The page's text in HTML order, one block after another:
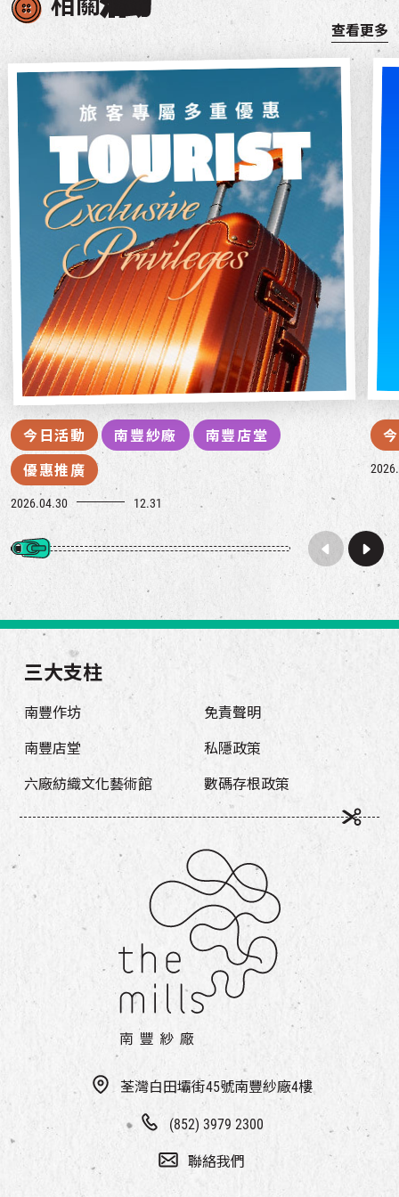
查看更多
今日活動 南豐紗廠 南豐店堂
優惠推廣
2026.04.30 12.31
荃灣白田壩街45號南豐紗廠4樓
(852) 3979 2300
聯絡我們
三大支柱
南豐作坊
南豐店堂
六廠紡織文化藝術館
免責聲明
私隱政策
數碼存根政策